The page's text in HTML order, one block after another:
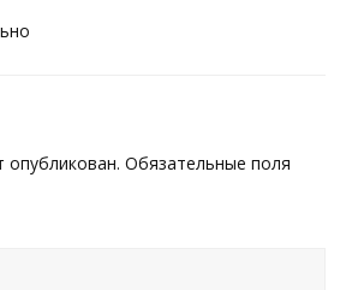
опубликован. Обязательные поля